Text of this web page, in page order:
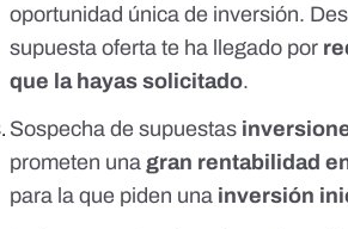
oportunidad única de inversión.
supuesta oferta te ha llegado por
que la hayas solicitado.
Sospecha de supuestas
prometen una gran rentabilidad
para la que piden una inversión